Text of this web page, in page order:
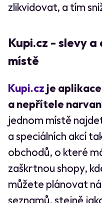
zlikvidovat, a tím
Kupi.cz - slevy
místě
Kupi.cz je
a nepřítele
jednom místě
a speciálních akcí
obchodů, o které
zaškrtnou shopy,
můžete plánovat
seznamů, stejně